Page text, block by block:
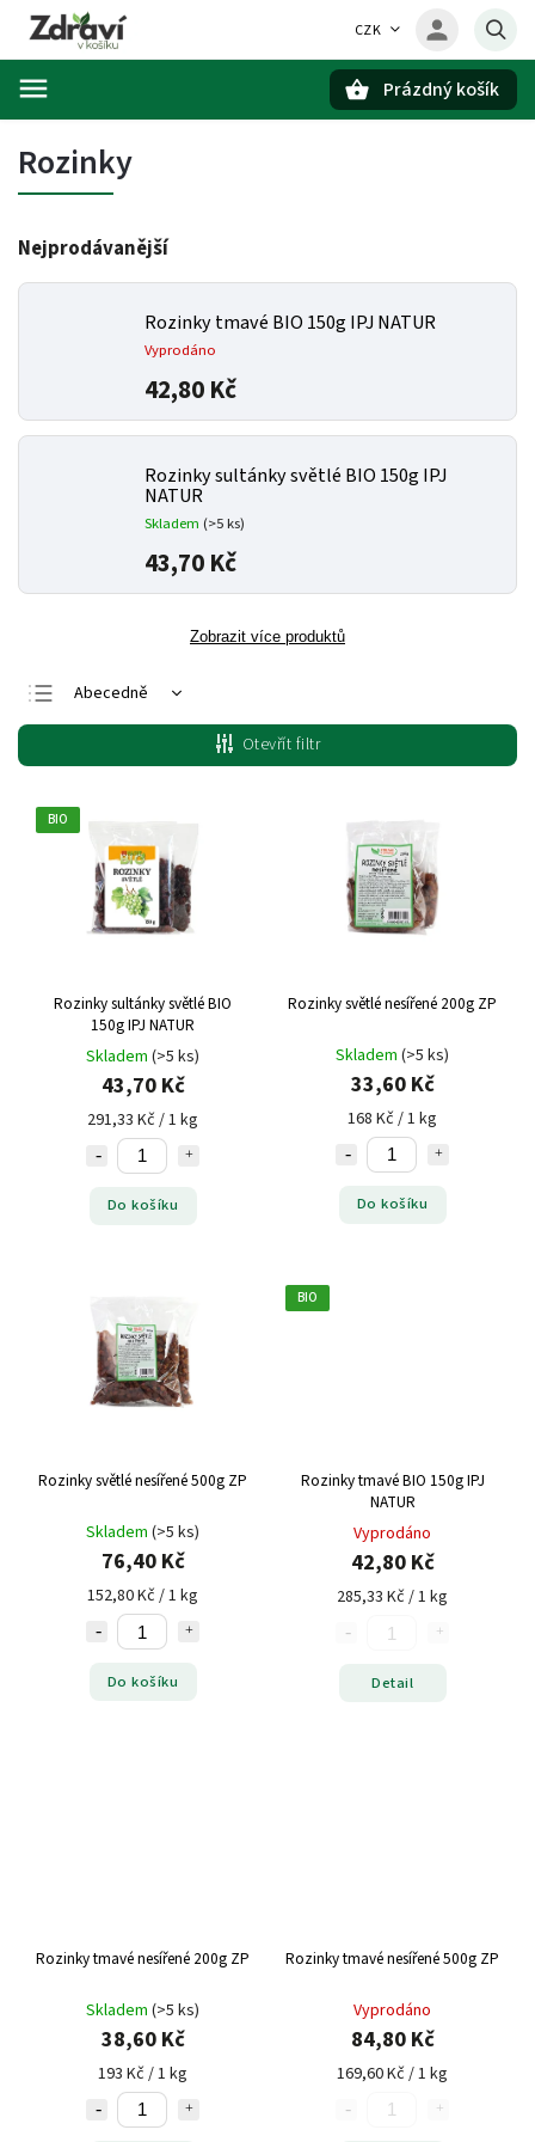
CZK
Prázdný košík
Rozinky
Nejprodávanější
Rozinky tmavé BIO 150g IPJ NATUR
Vyprodáno
42,80 Kč
Rozinky sultánky světlé BIO 150g IPJ
NATUR
Skladem (>5 ks)
43,70 Kč
Zobrazit více produktů
Abecedně
Nejlevnější
Nejdražší
Nejprodávanější
Otevřít filtr
BIO
Rozinky sultánky světlé BIO
150g IPJ NATUR
Skladem (>5 ks)
43,70 Kč
291,33 Kč / 1 kg
Do košíku
Rozinky světlé nesířené 200g ZP
Skladem (>5 ks)
33,60 Kč
168 Kč / 1 kg
Do košíku
Rozinky světlé nesířené 500g ZP
Skladem (>5 ks)
76,40 Kč
152,80 Kč / 1 kg
Do košíku
BIO
Rozinky tmavé BIO 150g IPJ
NATUR
Vyprodáno
42,80 Kč
285,33 Kč / 1 kg
Detail
Rozinky tmavé nesířené 200g ZP
Skladem (>5 ks)
38,60 Kč
193 Kč / 1 kg
Rozinky tmavé nesířené 500g ZP
Vyprodáno
84,80 Kč
169,60 Kč / 1 kg